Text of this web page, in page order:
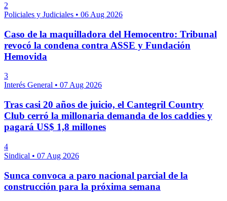
2
Policiales y Judiciales • 06 Aug 2026
Caso de la maquilladora del Hemocentro: Tribunal
revocó la condena contra ASSE y Fundación
Hemovida
3
Interés General • 07 Aug 2026
Tras casi 20 años de juicio, el Cantegril Country
Club cerró la millonaria demanda de los caddies y
pagará US$ 1,8 millones
4
Sindical • 07 Aug 2026
Sunca convoca a paro nacional parcial de la
construcción para la próxima semana